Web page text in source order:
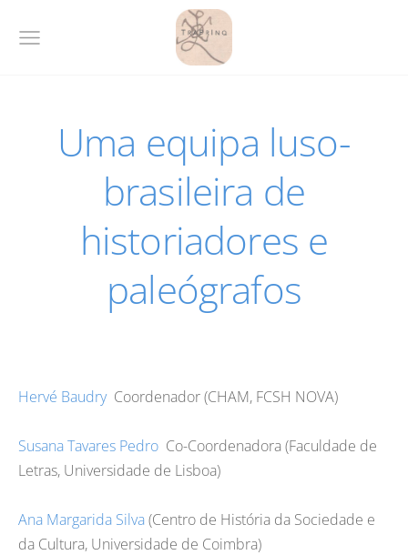
Uma equipa luso-
brasileira de
historiadores e
paleógrafos
Hervé BaudryCoordenador (CHAM, FCSH NOVA)
Susana Tavares Pedro Co-Coordenadora (Faculdade de
Letras, Universidade de Lisboa)
Ana Margarida Silva(Centro de História da Sociedade e
da Cultura, Universidade de Coimbra)